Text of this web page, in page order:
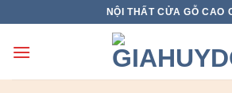
content
NỘI THẤT CỬA GỖ CAO